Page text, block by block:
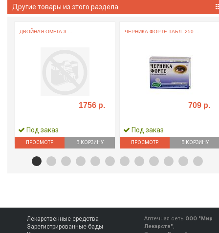
Другие товары из этого раздела
ДВОЙНАЯ ОМЕГА 3 ...
1756 р.
Под заказ
ПРОСМОТР В КОРЗИНУ
ЧЕРНИКА-ФОРТЕ ТАБЛ. 250 ...
709 р.
Под заказ
ПРОСМОТР В КОРЗИНУ
Лекарственные средства
Зарегистрированные бады
Аптечная сеть ООО "Мир
Лекарств",